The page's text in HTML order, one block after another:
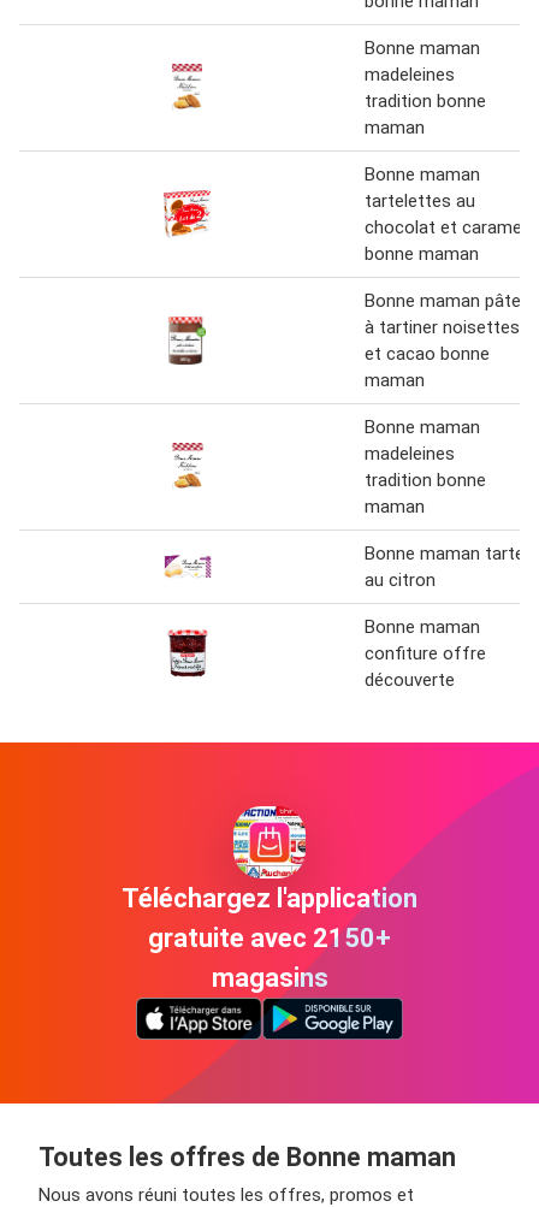
Bonne maman
madeleines
tradition bonne
maman
Bonne maman
tartelettes au
chocolat et caramel
bonne maman
Bonne maman pâte
à tartiner noisettes
et cacao bonne
maman
Bonne maman
madeleines
tradition bonne
maman
Bonne maman tarte
au citron
Bonne maman
confiture offre
découverte
Téléchargez l'application
gratuite avec 2150+
magasins
Toutes les offres de Bonne maman
Nous avons réuni toutes les offres, promos et